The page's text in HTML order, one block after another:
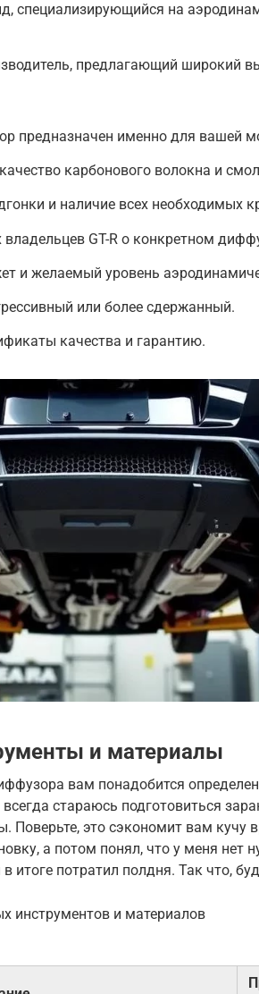
специализирующийся на
предлагающий широкий
предназначен именно для вашей
карбонового волокна и
и наличие всех необходимых
GT-R о конкретном
и желаемый уровень
или более сдержанный.
качества и гарантию.
и материалы
вам понадобится
стараюсь подготовиться
Поверьте, это сэкономит вам кучу
а потом понял, что у меня нет
итоге потратил полдня. Так что,
инструментов и материалов